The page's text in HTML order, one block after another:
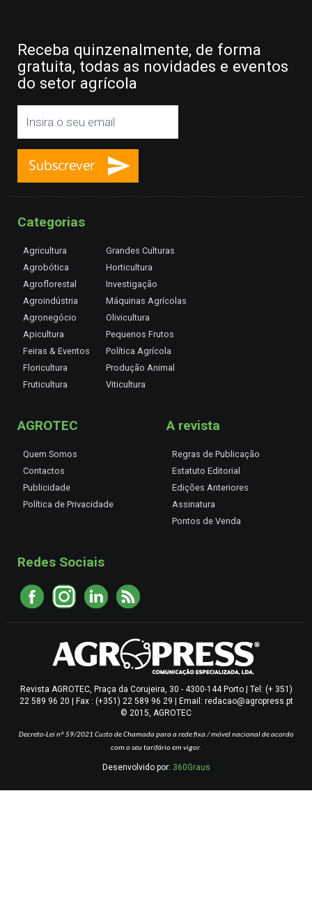
Receba quinzenalmente, de forma
gratuita, todas as novidades e eventos
do setor agrícola
Categorias
Agricultura
Agrobótica
Agroflorestal
Agroindústria
Agronegócio
Apicultura
Feiras & Eventos
Floricultura
Fruticultura
Grandes Culturas
Horticultura
Investigação
Máquinas Agrícolas
Olivicultura
Pequenos Frutos
Política Agrícola
Produção Animal
Viticultura
AGROTEC
Quem Somos
Contactos
Publicidade
Política de Privacidade
A revista
Regras de Publicação
Estatuto Editorial
Edições Anteriores
Assinatura
Pontos de Venda
Redes Sociais
Revista AGROTEC, Praça da Corujeira, 30 - 4300-144 Porto | Tel: (+ 351)
22 589 96 20 | Fax : (+351) 22 589 96 29 | Email: redacao@agropress.pt
© 2015, AGROTEC
Decreto-Lei nº 59/2021 Custo de Chamada para a rede fixa / móvel nacional de acordo
com o seu tarifário em vigor.
Desenvolvido por: 360Graus